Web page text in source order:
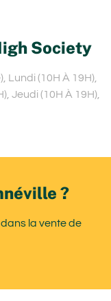
Society
Lundi (10H À 19H),
Jeudi (10H À 19H),
?
la vente de